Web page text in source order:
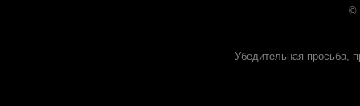
©
Убедительная просьба,